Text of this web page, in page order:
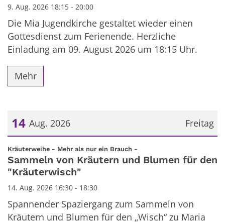
9. Aug. 2026 18:15 - 20:00
Die Mia Jugendkirche gestaltet wieder einen
Gottesdienst zum Ferienende. Herzliche
Einladung am 09. August 2026 um 18:15 Uhr.
Mehr
Freitag
14 Aug. 2026
Datum: 14. August 2026
Kräuterweihe - Mehr als nur ein Brauch -
Sammeln von Kräutern und Blumen für den
"Kräuterwisch"
14. Aug. 2026 16:30 - 18:30
Spannender Spaziergang zum Sammeln von
Kräutern und Blumen für den „Wisch“ zu Maria